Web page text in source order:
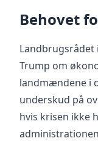
Behovet
Landbrugsrådet
Trump om
landmændene i
underskud på
hvis krisen ikke